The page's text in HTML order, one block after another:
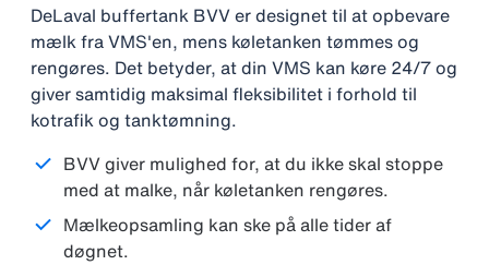
DeLaval buffertank BVV er designet til at opbevare
mælk fra VMS'en, mens køletanken tømmes og
rengøres. Det betyder, at din VMS kan køre 24/7 og
giver samtidig maksimal fleksibilitet i forhold til
kotrafik og tanktømning.
BVV giver mulighed for, at du ikke skal stoppe
med at malke, når køletanken rengøres.
Mælkeopsamling kan ske på alle tider af
døgnet.